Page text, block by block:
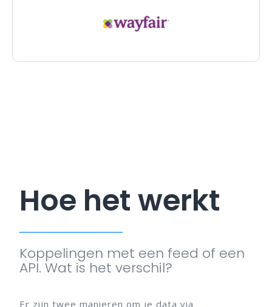
Hoe het werkt
Koppelingen met een feed of een
API. Wat is het verschil?
Er zijn twee manieren om je data via